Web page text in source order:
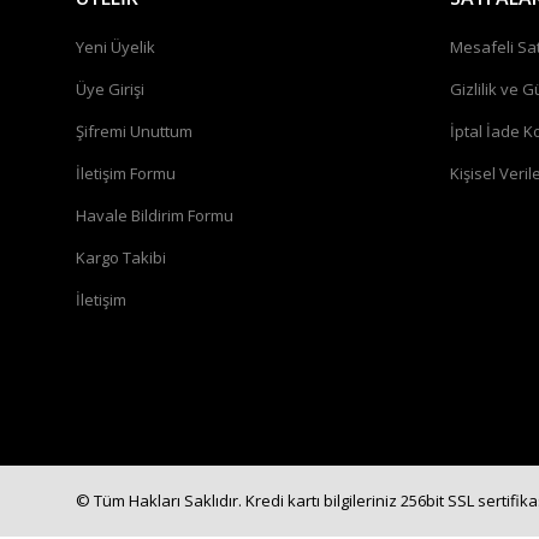
Yeni Üyelik
Üye Girişi
Şifremi Unuttum
İletişim Formu
Havale Bildirim Formu
Kargo Takibi
İletişim
Mesafeli
Gizlilik ve
İptal İade
Kişisel
© Tüm Hakları Saklıdır. Kredi kartı bilgileriniz 256bit SSL